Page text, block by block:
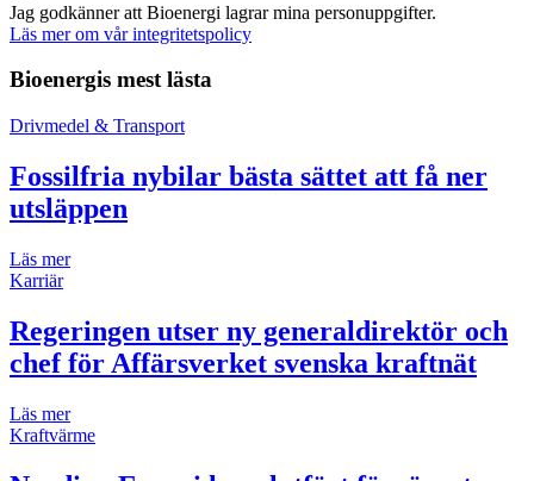
Jag godkänner att Bioenergi lagrar mina personuppgifter.
Läs mer om vår integritetspolicy
Bioenergis mest lästa
Drivmedel & Transport
Fossilfria nybilar bästa sättet att få ner
utsläppen
Läs mer
Karriär
Regeringen utser ny generaldirektör och
chef för Affärsverket svenska kraftnät
Läs mer
Kraftvärme